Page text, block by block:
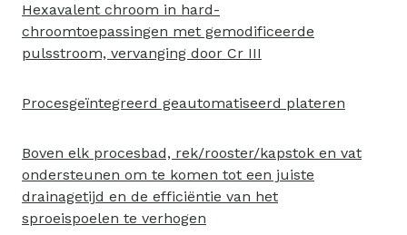
Hexavalent chroom in hard-
chroomtoepassingen met gemodificeerde
pulsstroom, vervanging door Cr III
Procesgeïntegreerd geautomatiseerd plateren
Boven elk procesbad, rek/rooster/kapstok en vat
ondersteunen om te komen tot een juiste
drainagetijd en de efficiëntie van het
sproeispoelen te verhogen